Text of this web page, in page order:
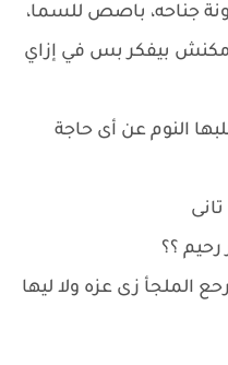
جناحه، باصص للسما،
مكنش بيفكر بس في إزاي
النوم عن أى حاجة
؟؟
الملجأ زى عزه ولا ليها